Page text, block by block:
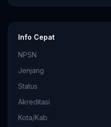
Info Cepat
NPSN
Jenjang
Status
Akreditasi
Kota/Kab